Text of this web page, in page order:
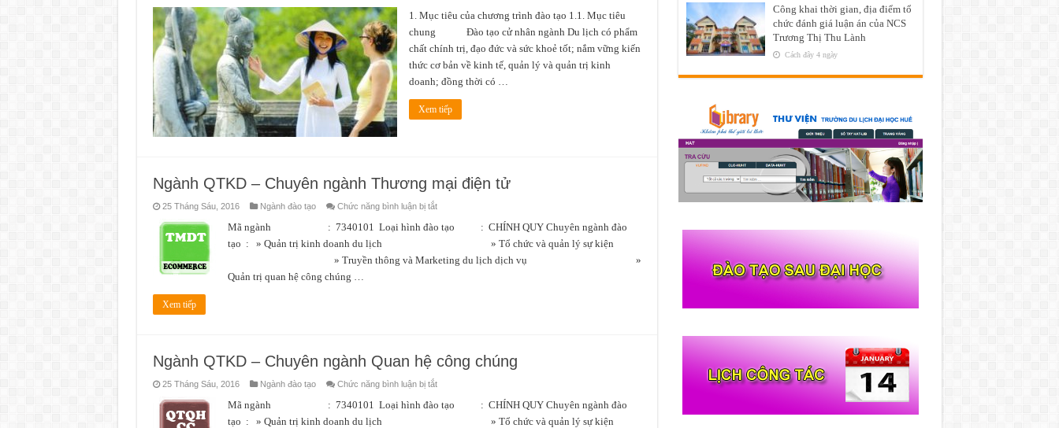
Du
lịch
1. Mục tiêu của chương trình đào tạo 1.1. Mục tiêu
chung Đào tạo cử nhân ngành Du lịch có phẩm
chất chính trị, đạo đức và sức khoẻ tốt; nắm vững kiến
thức cơ bản về kinh tế, quản lý và quản trị kinh
doanh; đồng thời có …
Xem tiếp
Ngành QTKD – Chuyên ngành Thương mại điện tử
25 Tháng Sáu, 2016 Ngành đào tạo Chức năng bình luận bị tắtở
QTKD
–
Thương
Mã ngành : 7340101 Loại hình đào tạo : CHÍNH QUY Chuyên ngành đào
tạo : » Quản trị kinh doanh du lịch » Tổ chức và quản lý sự kiện
» Truyền thông và Marketing du lịch dịch vụ »
Quản trị quan hệ công chúng …
Xem tiếp
Ngành QTKD – Chuyên ngành Quan hệ công chúng
25 Tháng Sáu, 2016 Ngành đào tạo Chức năng bình luận bị tắtở
QTKD
–
Mã ngành : 7340101 Loại hình đào tạo : CHÍNH QUY Chuyên ngành đào
tạo : » Quản trị kinh doanh du lịch » Tổ chức và quản lý sự kiện
Công khai thời gian, địa điểm tổ
chức đánh giá luận án của NCS
Trương Thị Thu Lành
Cách đây 4 ngày